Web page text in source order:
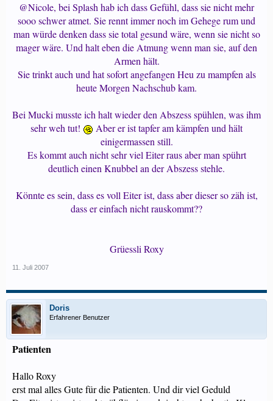
@Nicole, bei Splash hab ich dass Gefühl, dass sie nicht mehr
sooo schwer atmet. Sie rennt immer noch im Gehege rum und
man würde denken dass sie total gesund wäre, wenn sie nicht so
mager wäre. Und halt eben die Atmung wenn man sie, auf den
Armen hält.
Sie trinkt auch und hat sofort angefangen Heu zu mampfen als
heute Morgen Nachschub kam.
Bei Mucki musste ich halt wieder den Abszess spühlen, was ihm
sehr weh tut!
Aber er ist tapfer am kämpfen und hält
einigermassen still.
Es kommt auch nicht sehr viel Eiter raus aber man spührt
deutlich einen Knubbel an der Abszess stehle.
Könnte es sein, dass es voll Eiter ist, dass aber dieser so zäh ist,
dass er einfach nicht rauskommt??
Grüessli Roxy​
11. Juli 2007
Doris
Erfahrener Benutzer
Patienten
Hallo Roxy
erst mal alles Gute für die Patienten. Und dir viel Geduld